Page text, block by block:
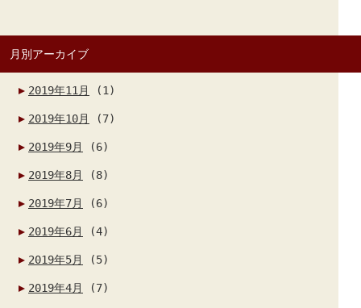
月別アーカイブ
2019年11月 (1)
2019年10月 (7)
2019年9月 (6)
2019年8月 (8)
2019年7月 (6)
2019年6月 (4)
2019年5月 (5)
2019年4月 (7)